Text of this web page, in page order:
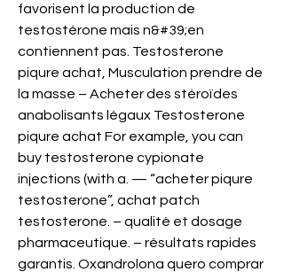
favorisent la production de
testostérone mais n&#39;en
contiennent pas. Testosterone
piqure achat, Musculation prendre de
la masse – Acheter des stéroïdes
anabolisants légaux Testosterone
piqure achat For example, you can
buy testosterone cypionate
injections (with a. — “acheter piqure
testosterone”, achat patch
testosterone. – qualité et dosage
pharmaceutique. – résultats rapides
garantis. Oxandrolona quero comprar